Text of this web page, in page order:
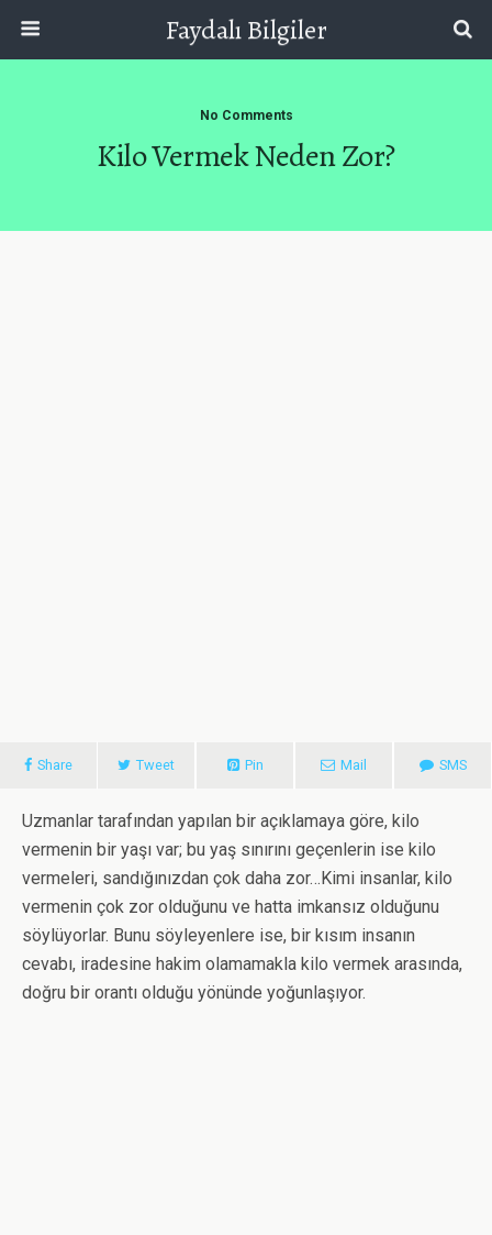
Faydalı Bilgiler
No Comments
Kilo Vermek Neden Zor?
Share Tweet Pin Mail SMS
Uzmanlar tarafından yapılan bir açıklamaya göre, kilo
vermenin bir yaşı var; bu yaş sınırını geçenlerin ise kilo
vermeleri, sandığınızdan çok daha zor…Kimi insanlar, kilo
vermenin çok zor olduğunu ve hatta imkansız olduğunu
söylüyorlar. Bunu söyleyenlere ise, bir kısım insanın
cevabı, iradesine hakim olamamakla kilo vermek arasında,
doğru bir orantı olduğu yönünde yoğunlaşıyor.